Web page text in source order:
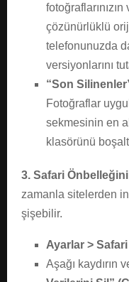
fotoğraflarınızın
çözünürlüklü
telefonunuzda
versiyonlarını
“Son
Fotoğraflar
sekmesinin en
klasörünü
3. Safari
zamanla sitelerden
şişebilir.
Ayarlar > Safari
Aşağı kaydırın